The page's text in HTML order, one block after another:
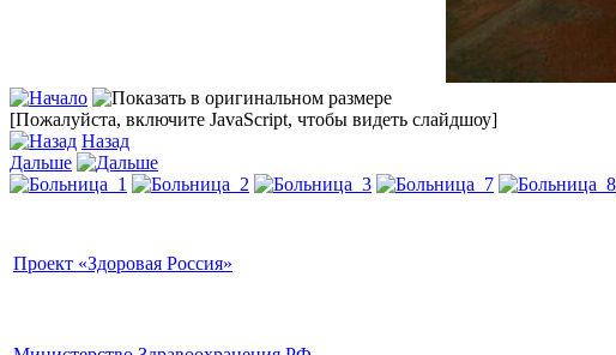
[Пожалуйста, включите JavaScript, чтобы видеть слайдшоу]
Назад
Дальше
Проект «Здоровая Россия»